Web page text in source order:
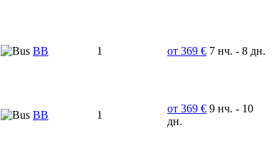
BB 1 от 369 € 7 нч. - 8 дн.
BB 1
от 369 € 9 нч. - 10
дн.